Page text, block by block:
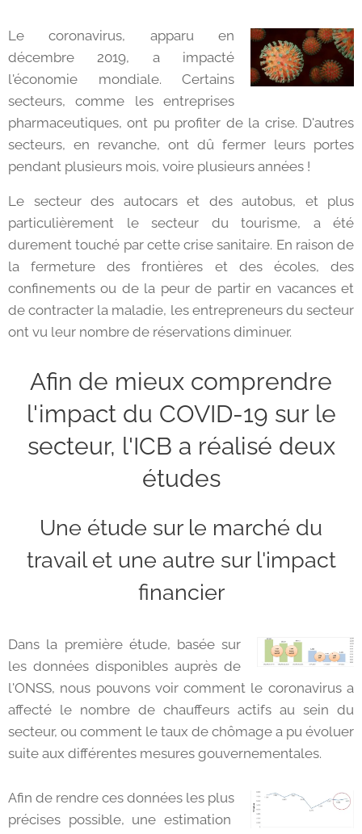
Le coronavirus, apparu en
décembre 2019, a impacté
l'économie mondiale. Certains
secteurs, comme les entreprises
pharmaceutiques, ont pu profiter de la crise. D'autres
secteurs, en revanche, ont dû fermer leurs portes
pendant plusieurs mois, voire plusieurs années !
Le secteur des autocars et des autobus, et plus
particulièrement le secteur du tourisme, a été
durement touché par cette crise sanitaire. En raison de
la fermeture des frontières et des écoles, des
confinements ou de la peur de partir en vacances et
de contracter la maladie, les entrepreneurs du secteur
ont vu leur nombre de réservations diminuer.
Afin de mieux comprendre
l'impact du COVID-19 sur le
secteur, l'ICB a réalisé deux
études
Une étude sur le marché du
travail et une autre sur l'impact
financier
Dans la première étude, basée sur
les données disponibles auprès de
l'ONSS, nous pouvons voir comment le coronavirus a
affecté le nombre de chauffeurs actifs au sein du
secteur, ou comment le taux de chômage a pu évoluer
suite aux différentes mesures gouvernementales.
Afin de rendre ces données les plus
précises possible, une estimation